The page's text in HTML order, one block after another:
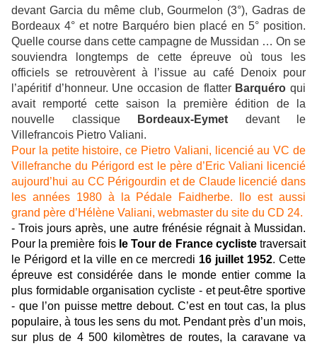
devant Garcia du même club, Gourmelon (3°), Gadras de
Bordeaux 4° et notre Barquéro bien placé en 5° position.
Quelle course dans cette campagne de Mussidan … On se
souviendra longtemps de cette épreuve où tous les
officiels se retrouvèrent à l’issue au café Denoix pour
l’apéritif d’honneur. Une occasion de flatter Barquéro qui
avait remporté cette saison la première édition de la
nouvelle classique
Bordeaux-Eymet devant le
Villefrancois Pietro Valiani.
Pour la petite histoire, ce Pietro Valiani, licencié au VC de
Villefranche du Périgord est le père d’Eric Valiani licencié
aujourd’hui au CC Périgourdin et de Claude licencié dans
les années 1980 à la Pédale Faidherbe. Ilo est aussi
grand père d’Hélène Valiani, webmaster du site du CD 24.
-Trois jours après, une autre frénésie régnait à Mussidan.
Pour la première fois le Tour de France cyclistetraversait
le Périgord et la ville en ce mercredi 16 juillet 1952. Cette
épreuve est considérée dans le monde entier comme la
plus formidable organisation cycliste - et peut-être sportive
- que l’on puisse mettre debout. C’est en tout cas, la plus
populaire, à tous les sens du mot. Pendant près d’un mois,
sur plus de 4 500 kilomètres de routes, la caravane va